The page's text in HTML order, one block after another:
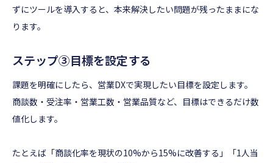
ずにツールを導入すると、本来解決したい問題が残ったままにな
ります。
ステップ③目標を設定する
課題を明確にしたら、営業DXで実現したい目標を設定します。
商談数・受注率・営業工数・営業品質など、目標はできるだけ数
値化します。
たとえば「商談化率を現状の10%から15%に改善する」「1人当